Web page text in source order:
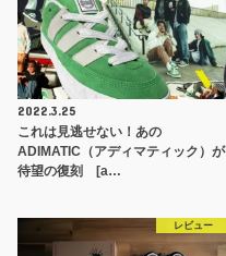
2022.3.25
これは見逃せない！あの
ADIMATIC（アディマティック）が
待望の復刻 [a…
レビュー